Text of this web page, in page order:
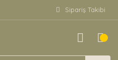
Sipariş Takibi